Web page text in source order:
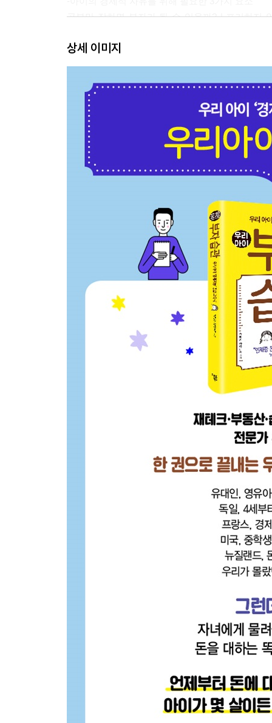
공부만 잘하면 부자가 될 수 있을까? | 포기하지
-선진국의 자녀 경제교육
보기】세계 여러나라의 경제교육 특징 | 미리 만
2장 우리가 몰랐던 부자의 경제교육
-세계를 이끄는 유대인 교육의 5가지 힘
유대인 교육의 힘은 가정으로부터 | 하브루타 교
-유대인 경제교육의 비밀은 가족식탁에서 시작된다
유대인의 가족식탁 | 영유아 때부터 저축습관, 기
-가족식탁을 넘어 4차 산업혁명으로
마따호쉐프를 아십니까? | 생각의 차이 | 부모와
들여다보기
-세계 부자들의 특별한 교육법
부자들은 왜 모두 신문배달을 했을까? | 부자 마
편지로 전한 근검 덕목 | 한국의 노블리스 오블리
3장 아이 부자습관, 지금이 골든타임이다
-연령별 경제교육은 이렇게
나는 나쁜 엄마야 | 신나는 부자놀이 | 돈의 가치
부모 |【실천TIP】용돈기입장 |【사례】예진이
실생활에서 사용하는 돈을 가르쳐라 | 아이에게
집안일이 아이의 행복과 성공에 미치는 영향 |
써야 할까? | 용돈계약서를 반드시 쓰자 |【한눈에
-돈보다 중요한 7가지 부자습관
상세 이미지